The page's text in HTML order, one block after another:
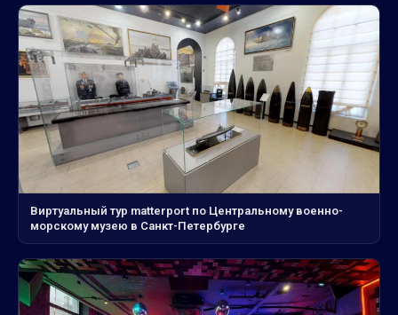
Виртуальный тур matterport по Центральному военно-
морскому музею в Санкт-Петербурге